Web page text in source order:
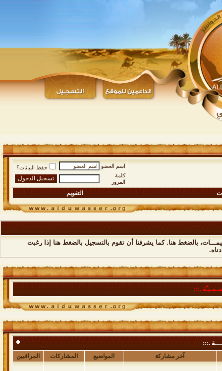
اسم العضو
حفظ البيانات؟
كلمة
المرور
التقويم
بالضغط هنا. كما يشرفنا أن تقوم بالتسجيل بالضغط هنا إذا رغبت
.:::
.:::
آخر مشاركة المواضيع المشاركات المراقبين